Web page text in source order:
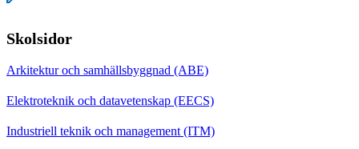
Skolsidor
Arkitektur och samhällsbyggnad (ABE)
Elektroteknik och datavetenskap (EECS)
Industriell teknik och management (ITM)